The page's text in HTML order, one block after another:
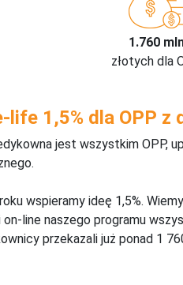
1.760
złotych dla
life 1,5% dla OPP z
jest wszystkim OPP,
wspieramy ideę 1,5%.
line naszego programu
przekazali już ponad 1